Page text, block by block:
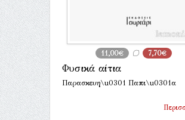
11,00€ 7,70€
Φυσικά αίτια
Παρασκευη\u0301 Παπι\u0301α